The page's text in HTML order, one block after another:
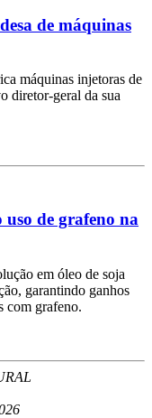
de máquinas
máquinas injetoras de
diretor-geral da sua
uso de grafeno na
em óleo de soja
garantindo ganhos
com grafeno.